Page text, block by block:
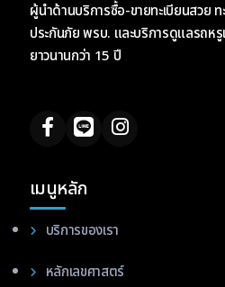
ผู้นำด้านบริการซื้อ-ขายทะเบียนสวย
ประกันภัย พรบ. และบริการดูแลรถห
ยาวนานกว่า 15 ปี
เมนูหลัก
บริการของเรา
หลักเลขศาสตร์